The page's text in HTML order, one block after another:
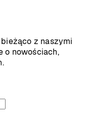
z naszymi
o nowościach,